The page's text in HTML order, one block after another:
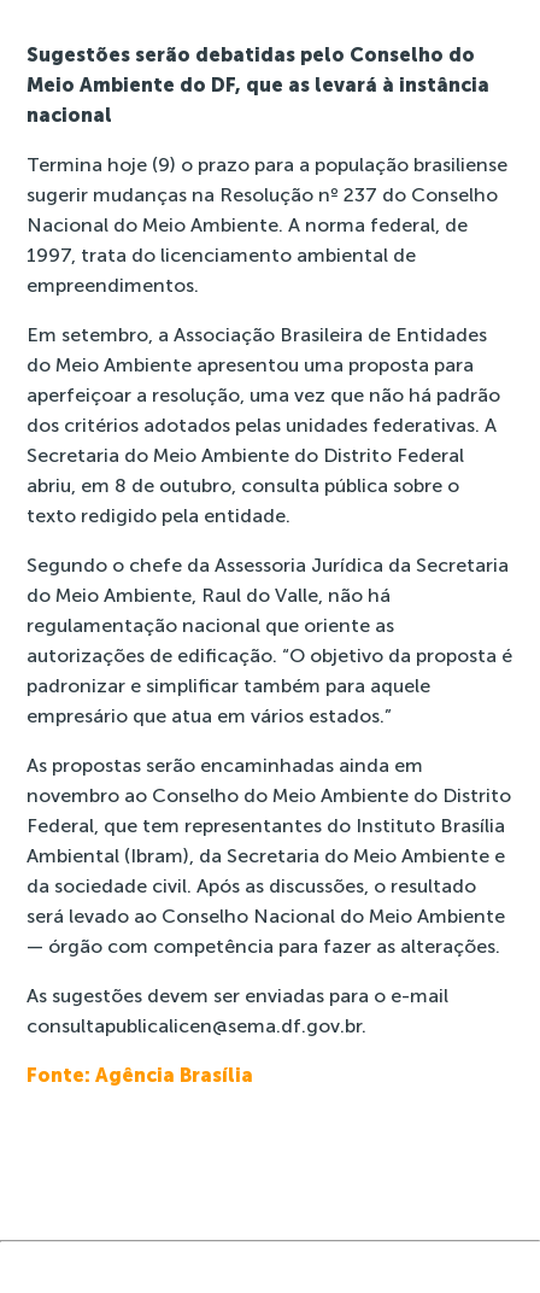
Sugestões serão debatidas pelo Conselho do
Meio Ambiente do DF, que as levará à instância
nacional
Termina hoje (9) o prazo para a população brasiliense
sugerir mudanças na Resolução nº 237 do Conselho
Nacional do Meio Ambiente. A norma federal, de
1997, trata do licenciamento ambiental de
empreendimentos.
Em setembro, a Associação Brasileira de Entidades
do Meio Ambiente apresentou uma proposta para
aperfeiçoar a resolução, uma vez que não há padrão
dos critérios adotados pelas unidades federativas. A
Secretaria do Meio Ambiente do Distrito Federal
abriu, em 8 de outubro, consulta pública sobre o
texto redigido pela entidade.
Segundo o chefe da Assessoria Jurídica da Secretaria
do Meio Ambiente, Raul do Valle, não há
regulamentação nacional que oriente as
autorizações de edificação. “O objetivo da proposta é
padronizar e simplificar também para aquele
empresário que atua em vários estados.”
As propostas serão encaminhadas ainda em
novembro ao Conselho do Meio Ambiente do Distrito
Federal, que tem representantes do Instituto Brasília
Ambiental (Ibram), da Secretaria do Meio Ambiente e
da sociedade civil. Após as discussões, o resultado
será levado ao Conselho Nacional do Meio Ambiente
— órgão com competência para fazer as alterações.
As sugestões devem ser enviadas para o e-mail
consultapublicalicen@sema.df.gov.br.
Fonte: Agência Brasília